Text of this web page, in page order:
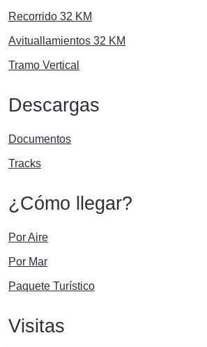
Recorrido 32 KM
Avituallamientos 32 KM
Tramo Vertical
Descargas
Documentos
Tracks
¿Cómo llegar?
Por Aire
Por Mar
Paquete Turístico
Visitas